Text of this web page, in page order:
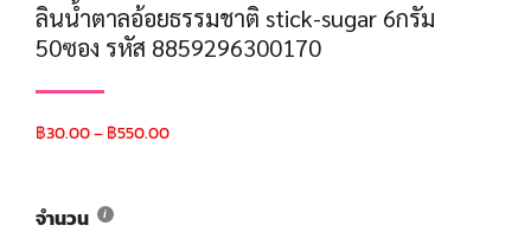
ลินน้ำตาลอ้อยธรรมชาติ stick-sugar 6กรัม
50ซอง รหัส 8859296300170
฿30.00–฿550.00
จำนวน